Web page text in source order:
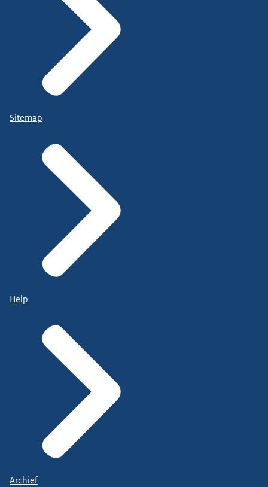
Sitemap
Help
Archief